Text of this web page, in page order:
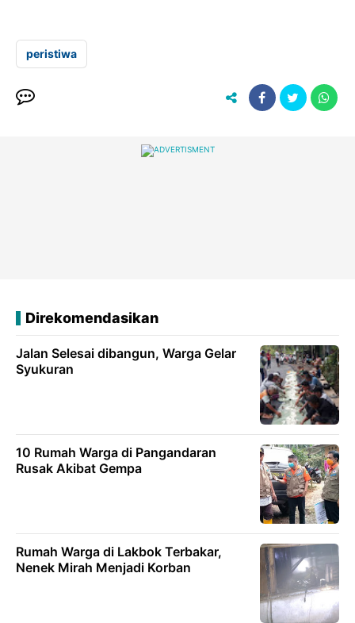
peristiwa
Direkomendasikan
Jalan Selesai dibangun, Warga Gelar
Syukuran
10 Rumah Warga di Pangandaran
Rusak Akibat Gempa
Rumah Warga di Lakbok Terbakar,
Nenek Mirah Menjadi Korban